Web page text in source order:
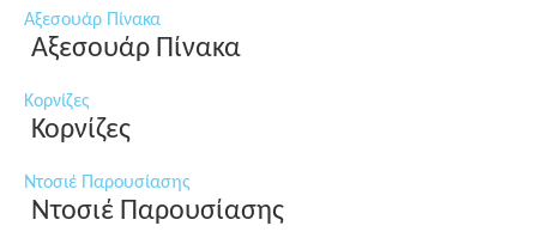
Αξεσουάρ Πίνακα
Αξεσουάρ Πίνακα
Κορνίζες
Κορνίζες
Ντοσιέ Παρουσίασης
Ντοσιέ Παρουσίασης